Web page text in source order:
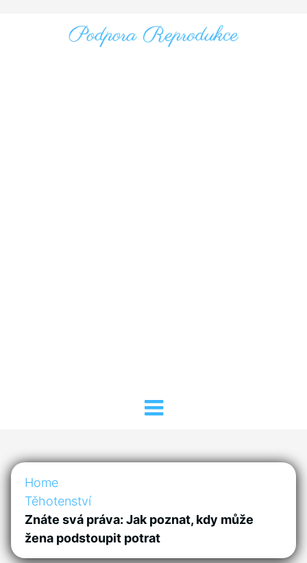
Home
Těhotenství
Znáte svá práva: Jak poznat, kdy může
žena podstoupit potrat